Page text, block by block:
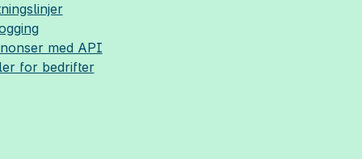
med API
for bedrifter